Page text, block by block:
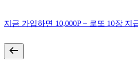
지금 가입하면 10,000P + 로또 10장 지